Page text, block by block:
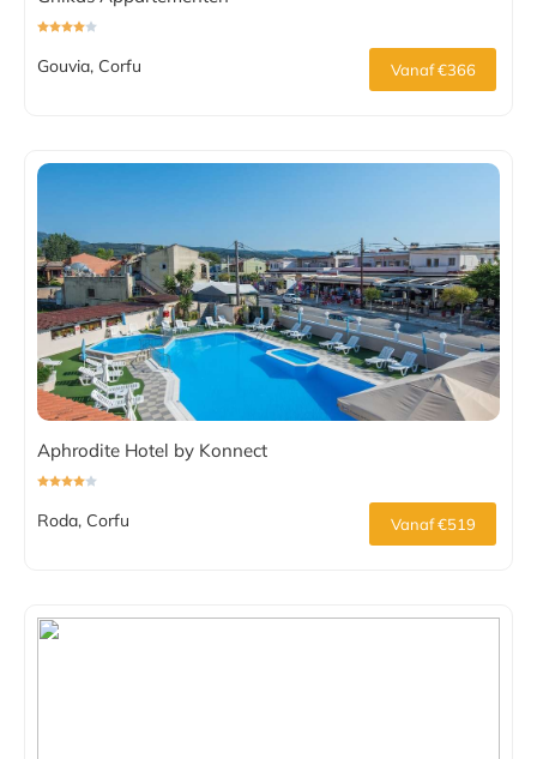
Gouvia, Corfu Vanaf €366
Aphrodite Hotel by Konnect
Roda, Corfu Vanaf €519